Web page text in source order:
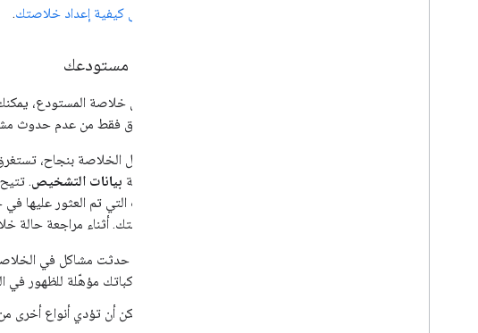
تعرَّف على كيفية إعداد خلاصتك.
مراجعة مستودعك
بعد إرسال خلاصة المستودع،
إلى التحقّق فقط من عدم حدوث
بعد تحميل الخلاصة بنجاح،
في صفحة بيانات التشخيص
والمركبات التي تم العثور عليها
في خلاصتك. أثناء مراجعة حالة
مركباتك مؤهّلة للظهور في
يمكن أن تؤدي أنواع أخرى